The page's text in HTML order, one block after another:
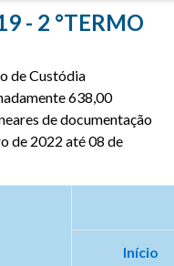
- 2 °TERMO
de Custódia
638,00
de documentação
de 2022 até 08 de
Início